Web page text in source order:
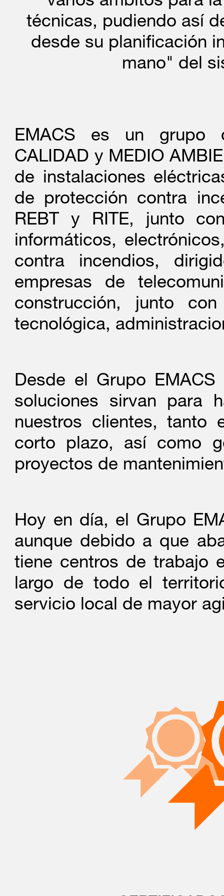
AGOSTO
Acuerdo de
EMACS aumenta su
nueva XS4 ONE.
las plataformas
nuestra red
Acuerdo de
EMACS aumenta su
ecosistema BRIVO,
nube. Lectores,
virtuales, junto con
Acuerdo de
EMACS aumenta su
protección contra
TECHNOLOGIES,
ello, las gamas de
contra incendios, las
las gamas de CCTV
comercial de
las gamas de
reforzadas y ya están
instaladores y
Acuerdo de
EMACS aumenta su
técnicas, pudiendo así
desde su planificación
mano" del
EMACS es un grupo
CALIDAD y MEDIO
de instalaciones
de protección contra
REBT y RITE, junto
informáticos,
contra incendios,
empresas de
construcción, junto
tecnológica,
Desde el Grupo
soluciones sirvan para
nuestros clientes, tanto
corto plazo, así como
proyectos de
Hoy en día, el Grupo
aunque debido a que
tiene centros de trabajo
largo de todo el
servicio local de mayor